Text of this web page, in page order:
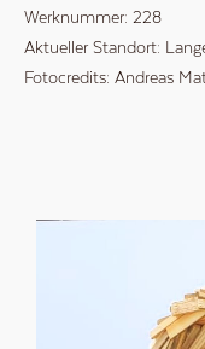
Werknummer: 228
Aktueller Standort:
Fotocredits: Andreas